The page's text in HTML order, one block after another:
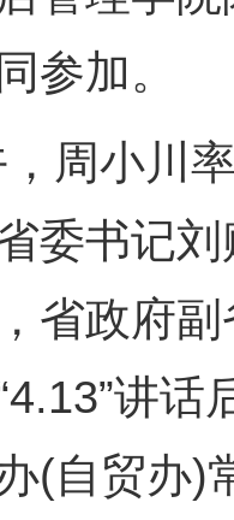
参加。
小川率
委书记
省政府
讲
(自贸办)